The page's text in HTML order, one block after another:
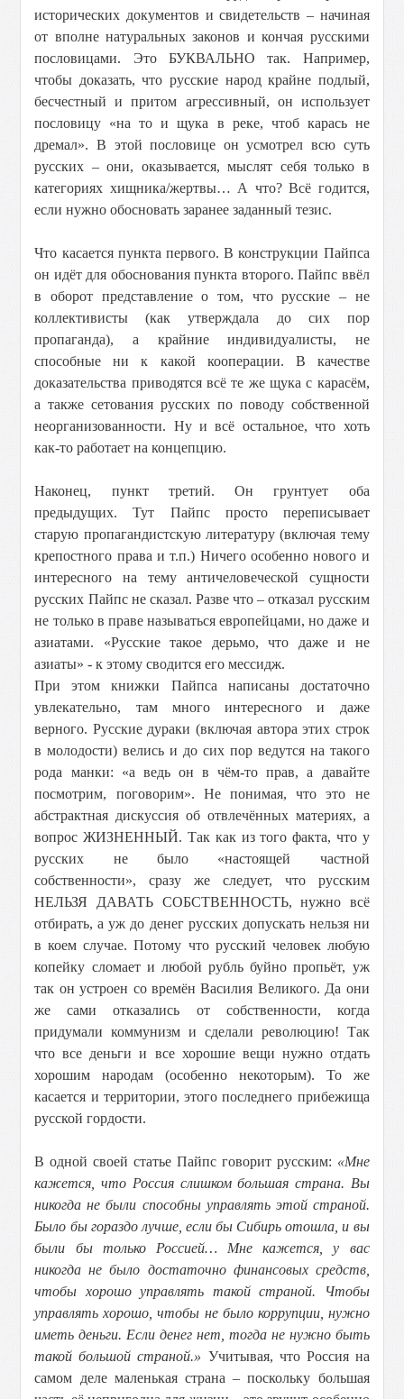
исторических документов и свидетельств – начиная
от вполне натуральных законов и кончая русскими
пословицами. Это БУКВАЛЬНО так. Например,
чтобы доказать, что русские народ крайне подлый,
бесчестный и притом агрессивный, он использует
пословицу «на то и щука в реке, чтоб карась не
дремал». В этой пословице он усмотрел всю суть
русских – они, оказывается, мыслят себя только в
категориях хищника/жертвы… А что? Всё годится,
если нужно обосновать заранее заданный тезис.
Что касается пункта первого. В конструкции Пайпса
он идёт для обоснования пункта второго. Пайпс ввёл
в оборот представление о том, что русские – не
коллективисты (как утверждала до сих пор
пропаганда), а крайние индивидуалисты, не
способные ни к какой кооперации. В качестве
доказательства приводятся всё те же щука с карасём,
а также сетования русских по поводу собственной
неорганизованности. Ну и всё остальное, что хоть
как-то работает на концепцию.
Наконец, пункт третий. Он грунтует оба
предыдущих. Тут Пайпс просто переписывает
старую пропагандистскую литературу (включая тему
крепостного права и т.п.) Ничего особенно нового и
интересного на тему античеловеческой сущности
русских Пайпс не сказал. Разве что – отказал русским
не только в праве называться европейцами, но даже и
азиатами. «Русские такое дерьмо, что даже и не
азиаты» - к этому сводится его мессидж.
При этом книжки Пайпса написаны достаточно
увлекательно, там много интересного и даже
верного. Русские дураки (включая автора этих строк
в молодости) велись и до сих пор ведутся на такого
рода манки: «а ведь он в чём-то прав, а давайте
посмотрим, поговорим». Не понимая, что это не
абстрактная дискуссия об отвлечённых материях, а
вопрос ЖИЗНЕННЫЙ. Так как из того факта, что у
русских не было «настоящей частной
собственности», сразу же следует, что русским
НЕЛЬЗЯ ДАВАТЬ СОБСТВЕННОСТЬ, нужно всё
отбирать, а уж до денег русских допускать нельзя ни
в коем случае. Потому что русский человек любую
копейку сломает и любой рубль буйно пропьёт, уж
так он устроен со времён Василия Великого. Да они
же сами отказались от собственности, когда
придумали коммунизм и сделали революцию! Так
что все деньги и все хорошие вещи нужно отдать
хорошим народам (особенно некоторым). То же
касается и территории, этого последнего прибежища
русской гордости.
В одной своей статье Пайпс говорит русским: «Мне
кажется, что Россия слишком большая страна. Вы
никогда не были способны управлять этой страной.
Было бы гораздо лучше, если бы Сибирь отошла, и вы
были бы только Россией… Мне кажется, у вас
никогда не было достаточно финансовых средств,
чтобы хорошо управлять такой страной. Чтобы
управлять хорошо, чтобы не было коррупции, нужно
иметь деньги. Если денег нет, тогда не нужно быть
такой большой страной.» Учитывая, что Россия на
самом деле маленькая страна – поскольку большая